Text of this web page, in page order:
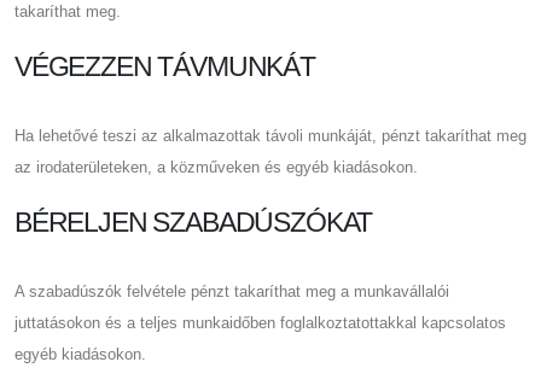
takaríthat meg.
VÉGEZZEN TÁVMUNKÁT
Ha lehetővé teszi az alkalmazottak távoli munkáját, pénzt takaríthat meg
az irodaterületeken, a közműveken és egyéb kiadásokon.
BÉRELJEN SZABADÚSZÓKAT
A szabadúszók felvétele pénzt takaríthat meg a munkavállalói
juttatásokon és a teljes munkaidőben foglalkoztatottakkal kapcsolatos
egyéb kiadásokon.